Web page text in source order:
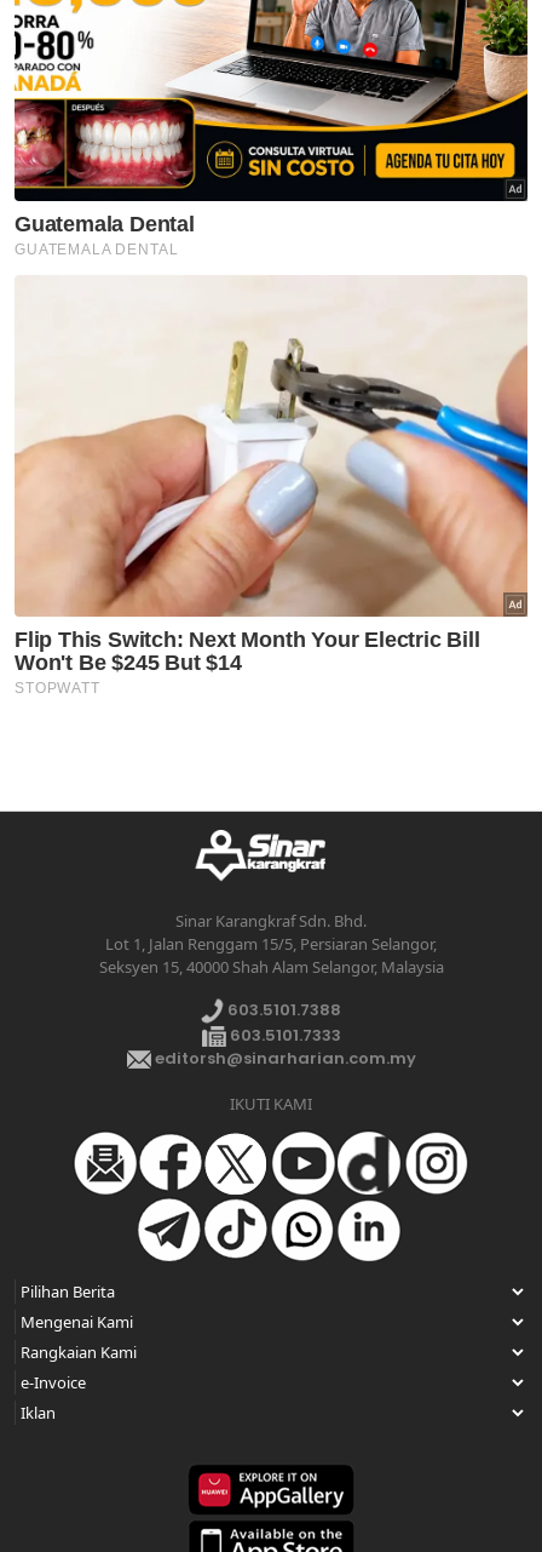
Sinar Karangkraf Sdn. Bhd.
Lot 1, Jalan Renggam 15/5, Persiaran Selangor,
Seksyen 15, 40000 Shah Alam Selangor, Malaysia
603.5101.7388
603.5101.7333
editorsh@sinarharian.com.my
IKUTI KAMI